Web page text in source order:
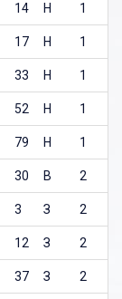
14 Н 1
17 Н 1
33 Н 1
52 Н 1
79 Н 1
30 В 2
3 З 2
12 З 2
37 З 2